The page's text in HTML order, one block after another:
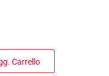
Carrello